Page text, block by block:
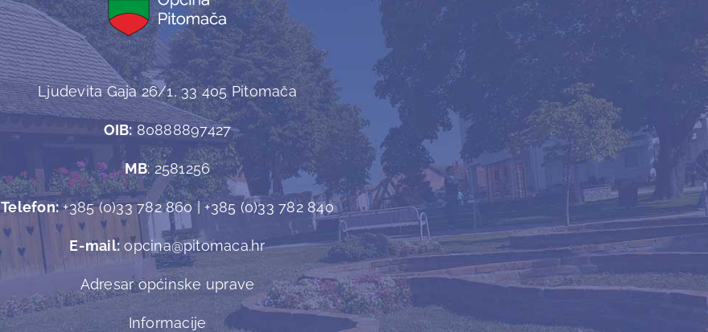
Ljudevita Gaja 26/1, 33 405 Pitomača
OIB: 80888897427
MB: 2581256
Telefon:+385 (0)33 782 860 | +385 (0)33 782 840
E-mail: opcina@pitomaca.hr
Adresar općinske uprave
Informacije